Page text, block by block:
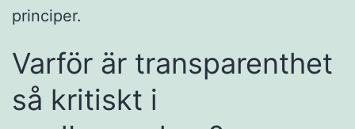
principer.
Varför är transparenthet
så kritiskt i